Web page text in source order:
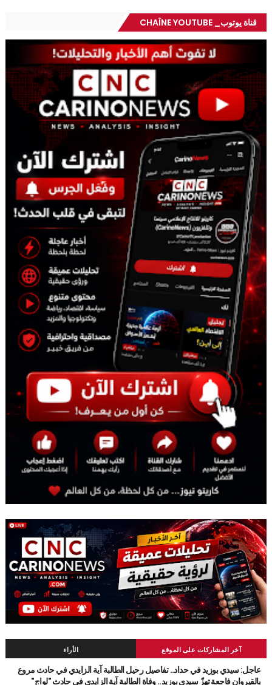
قناة يوتوب_ CHAÎNE YOUTUBE
آخر المشاركات على الموقع الأراء
عاجل: سيدي بوزيد في حداد.. تفاصيل رحيل الطالبة آية الزايدي في حادث مروع
بالقيروان فاجعة تهزّ سيدي بوزيد.. وفاة الطالبة آية الزايدي في حادث "لواج"